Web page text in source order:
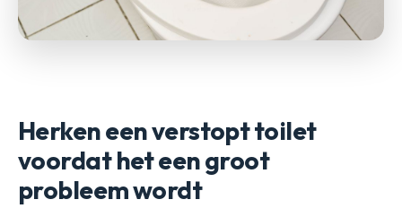
Herken een verstopt toilet
voordat het een groot
probleem wordt